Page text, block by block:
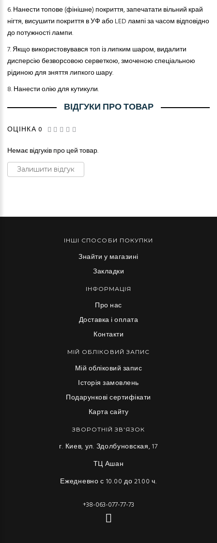
6.Нанести топове (фінішне) покриття, запечатати вільний край
нігтя, висушити покриття в УФ або LED лампі за часом відповідно
до потужності лампи.
7.Якщо використовувався топ із липким шаром, видалити
дисперсію безворсовою серветкою, змоченою спеціальною
рідиною для зняття липкого шару.
8.Нанестиолію­для кутикули.
ВІДГУКИ ПРО ТОВАР
ОЦІНКА 0
Немає відгуків про цей товар.
Залишити відгук
ІНШІ СПОСОБИ ПОКУПКИ
Знайти у магазині
Закладки
ІНФОРМАЦІЯ
Про нас
Доставка і оплата
Контакти
МІЙ ОБЛІКОВИЙ ЗАПИС
Мій обліковий запис
Історія замовлень
Подарункові сертифікати
Карта сайту
ЗВОРОТНІЙ ЗВ'ЯЗОК
г. Киев, ул. Здолбуновская, 17
ТЦ Ашан
Ежедневно с 10.00 до 21.00 ч.
+38-063-077-77-73